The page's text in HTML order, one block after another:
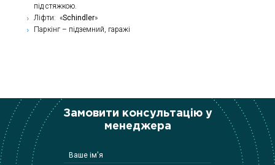
під стяжкою.
Ліфти: «Schindler»
Паркінг – підземний, гаражі
Замовити консультацію у
менеджера
Ваше ім'я